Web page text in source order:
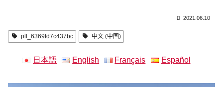
2021.06.10
pll_6369fd7c437bc 中文 (中国)
日本語 English Français Español